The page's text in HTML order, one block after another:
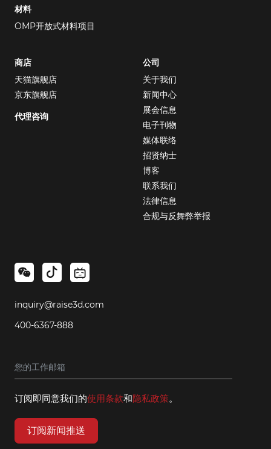
材料
OMP开放式材料项目
商店
天猫旗舰店
京东旗舰店
代理咨询
公司
关于我们
新闻中心
展会信息
电子刊物
媒体联络
招贤纳士
博客
联系我们
法律信息
合规与反舞弊举报
inquiry@raise3d.com
400-6367-888
订阅即同意我们的使用条款和隐私政策。
订阅新闻推送